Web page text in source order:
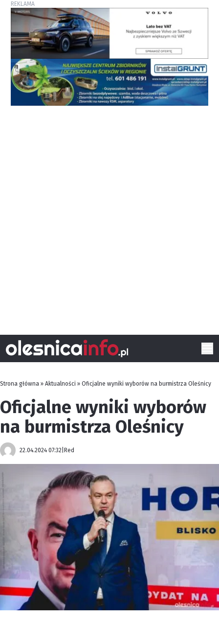
REKLAMA
Strona główna » Aktualności » Oficjalne wyniki wyborów na burmistrza Oleśnicy
Oficjalne wyniki wyborów
na burmistrza Oleśnicy
22.04.2024 07:32 Red